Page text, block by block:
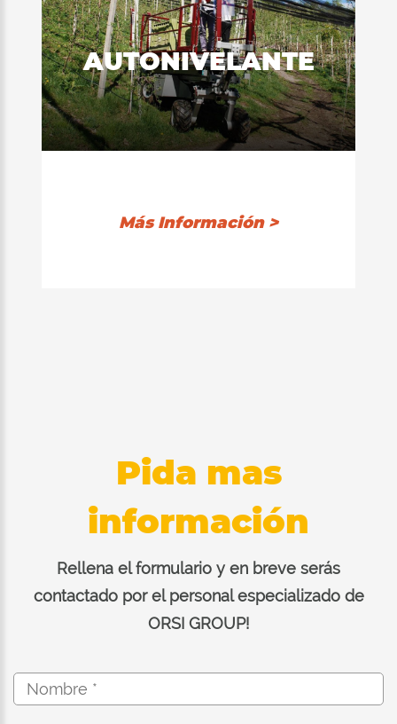
AUTONIVELANTE
Más Información >
Pida mas
información
Rellena el formulario y en breve serás
contactado por el personal especializado de
ORSI GROUP!